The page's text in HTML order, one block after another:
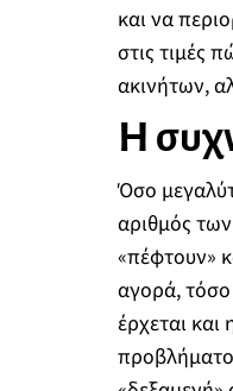
και να
στις τιμές
ακινήτων,
Η
Όσο
αριθμός
«πέφτουν»
αγορά,
έρχεται και